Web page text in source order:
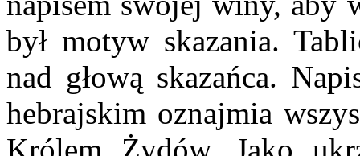
był motyw skazania.
nad głową skazańca.
hebrajskim oznajmia